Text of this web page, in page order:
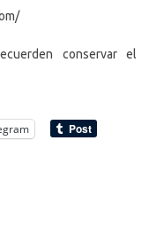
conservar el